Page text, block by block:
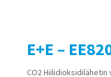
E+E –
CO2